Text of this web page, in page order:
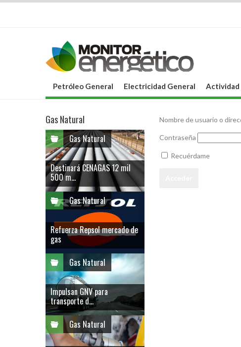
Petróleo General Electricidad General Actividad
Nombre de usuario o
Contraseña
Recuérdame
Gas Natural
Gas Natural
Destinará CENAGAS 12 mil
500 m...
Gas Natural
Refuerza Repsol mercado de
gas
Gas Natural
Impulsan GNV para
transporte d...
Gas Natural